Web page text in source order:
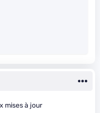
mises à jour